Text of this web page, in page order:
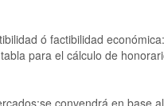
ó factibilidad
para el cálculo de
convendrá en base